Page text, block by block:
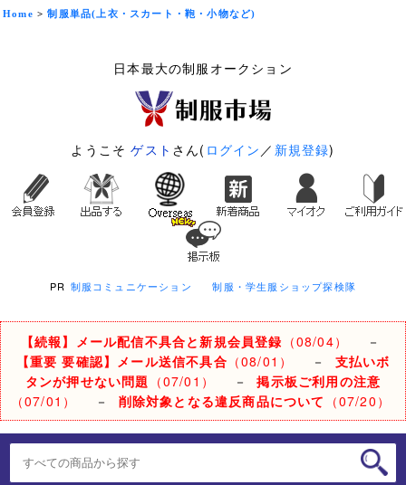
Home >制服単品(上衣・スカート・鞄・小物など)
日本最大の制服オークション
ようこそゲスト さん( ログイン ／ 新規登録)
PR 制服コミュニケーション 制服・学生服ショップ探検隊
【続報】メール配信不具合と新規会員登録 （08/04）
－
【重要 要確認】メール送信不具合 （08/01） － 支払いボ
タンが押せない問題 （07/01） －掲示板ご利用の注意
（07/01）
－ 削除対象となる違反商品について （07/20）